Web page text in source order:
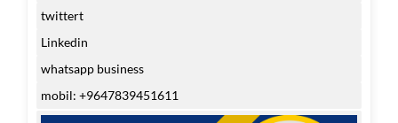
twittert
Linkedin
whatsapp business
mobil: +9647839451611